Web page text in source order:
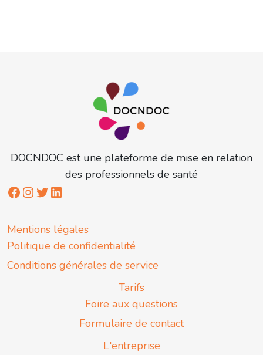
DOCNDOC est une plateforme de mise en relation
des professionnels de santé
Mentions légales
Politique de confidentialité
Conditions générales de service
Tarifs
Foire aux questions
Formulaire de contact
L'entreprise